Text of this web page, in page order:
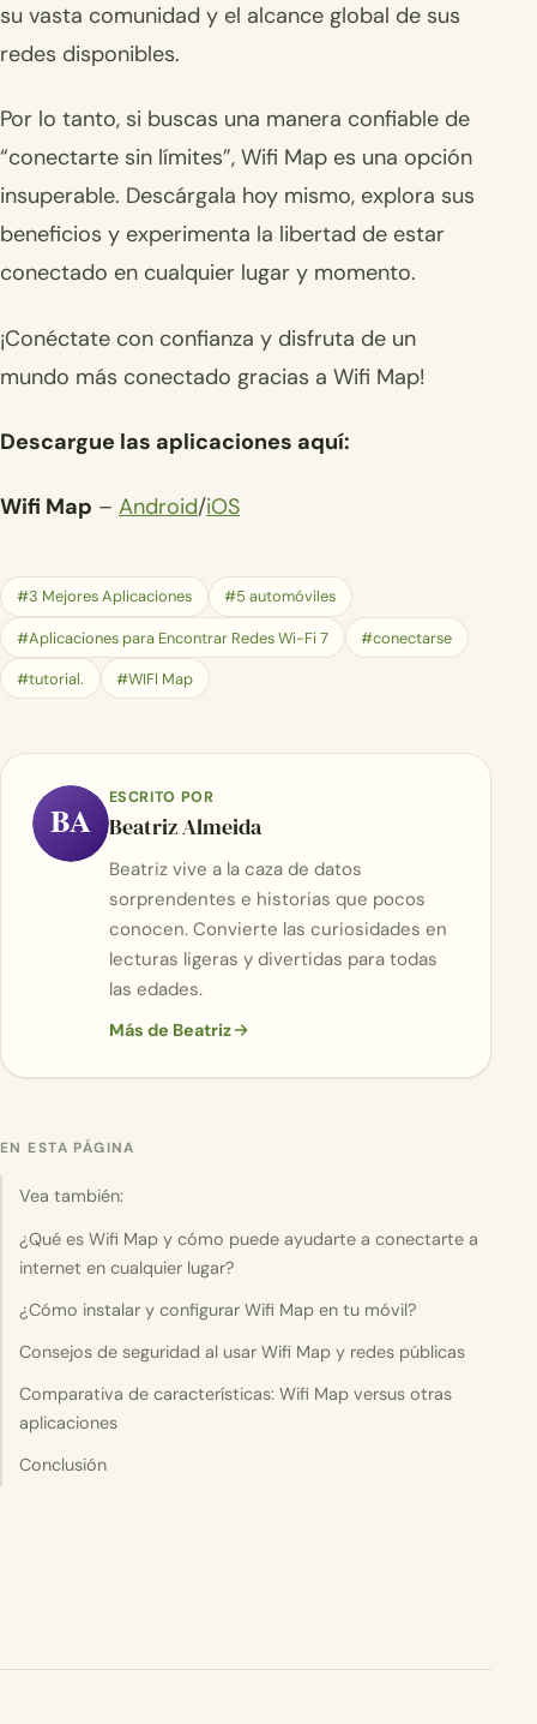
su vasta comunidad y el alcance global de sus
redes disponibles.
Por lo tanto, si buscas una manera confiable de
“conectarte sin límites”, Wifi Map es una opción
insuperable. Descárgala hoy mismo, explora sus
beneficios y experimenta la libertad de estar
conectado en cualquier lugar y momento.
¡Conéctate con confianza y disfruta de un
mundo más conectado gracias a Wifi Map!
Descargue las aplicaciones aquí:
Wifi Map – Android/iOS
#3 Mejores Aplicaciones #5 automóviles
#Aplicaciones para Encontrar Redes Wi-Fi 7 #conectarse
#tutorial. #WIFI Map
BA
ESCRITO POR
Beatriz Almeida
Beatriz vive a la caza de datos
sorprendentes e historias que pocos
conocen. Convierte las curiosidades en
lecturas ligeras y divertidas para todas
las edades.
Más de Beatriz
EN ESTA PÁGINA
Vea también:
¿Qué es Wifi Map y cómo puede ayudarte a conectarte a
internet en cualquier lugar?
¿Cómo instalar y configurar Wifi Map en tu móvil?
Consejos de seguridad al usar Wifi Map y redes públicas
Comparativa de características: Wifi Map versus otras
aplicaciones
Conclusión